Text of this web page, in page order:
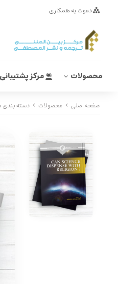
دعوت به همکاری
محصولات مرکز
صفحه اصلی محصولات دسته